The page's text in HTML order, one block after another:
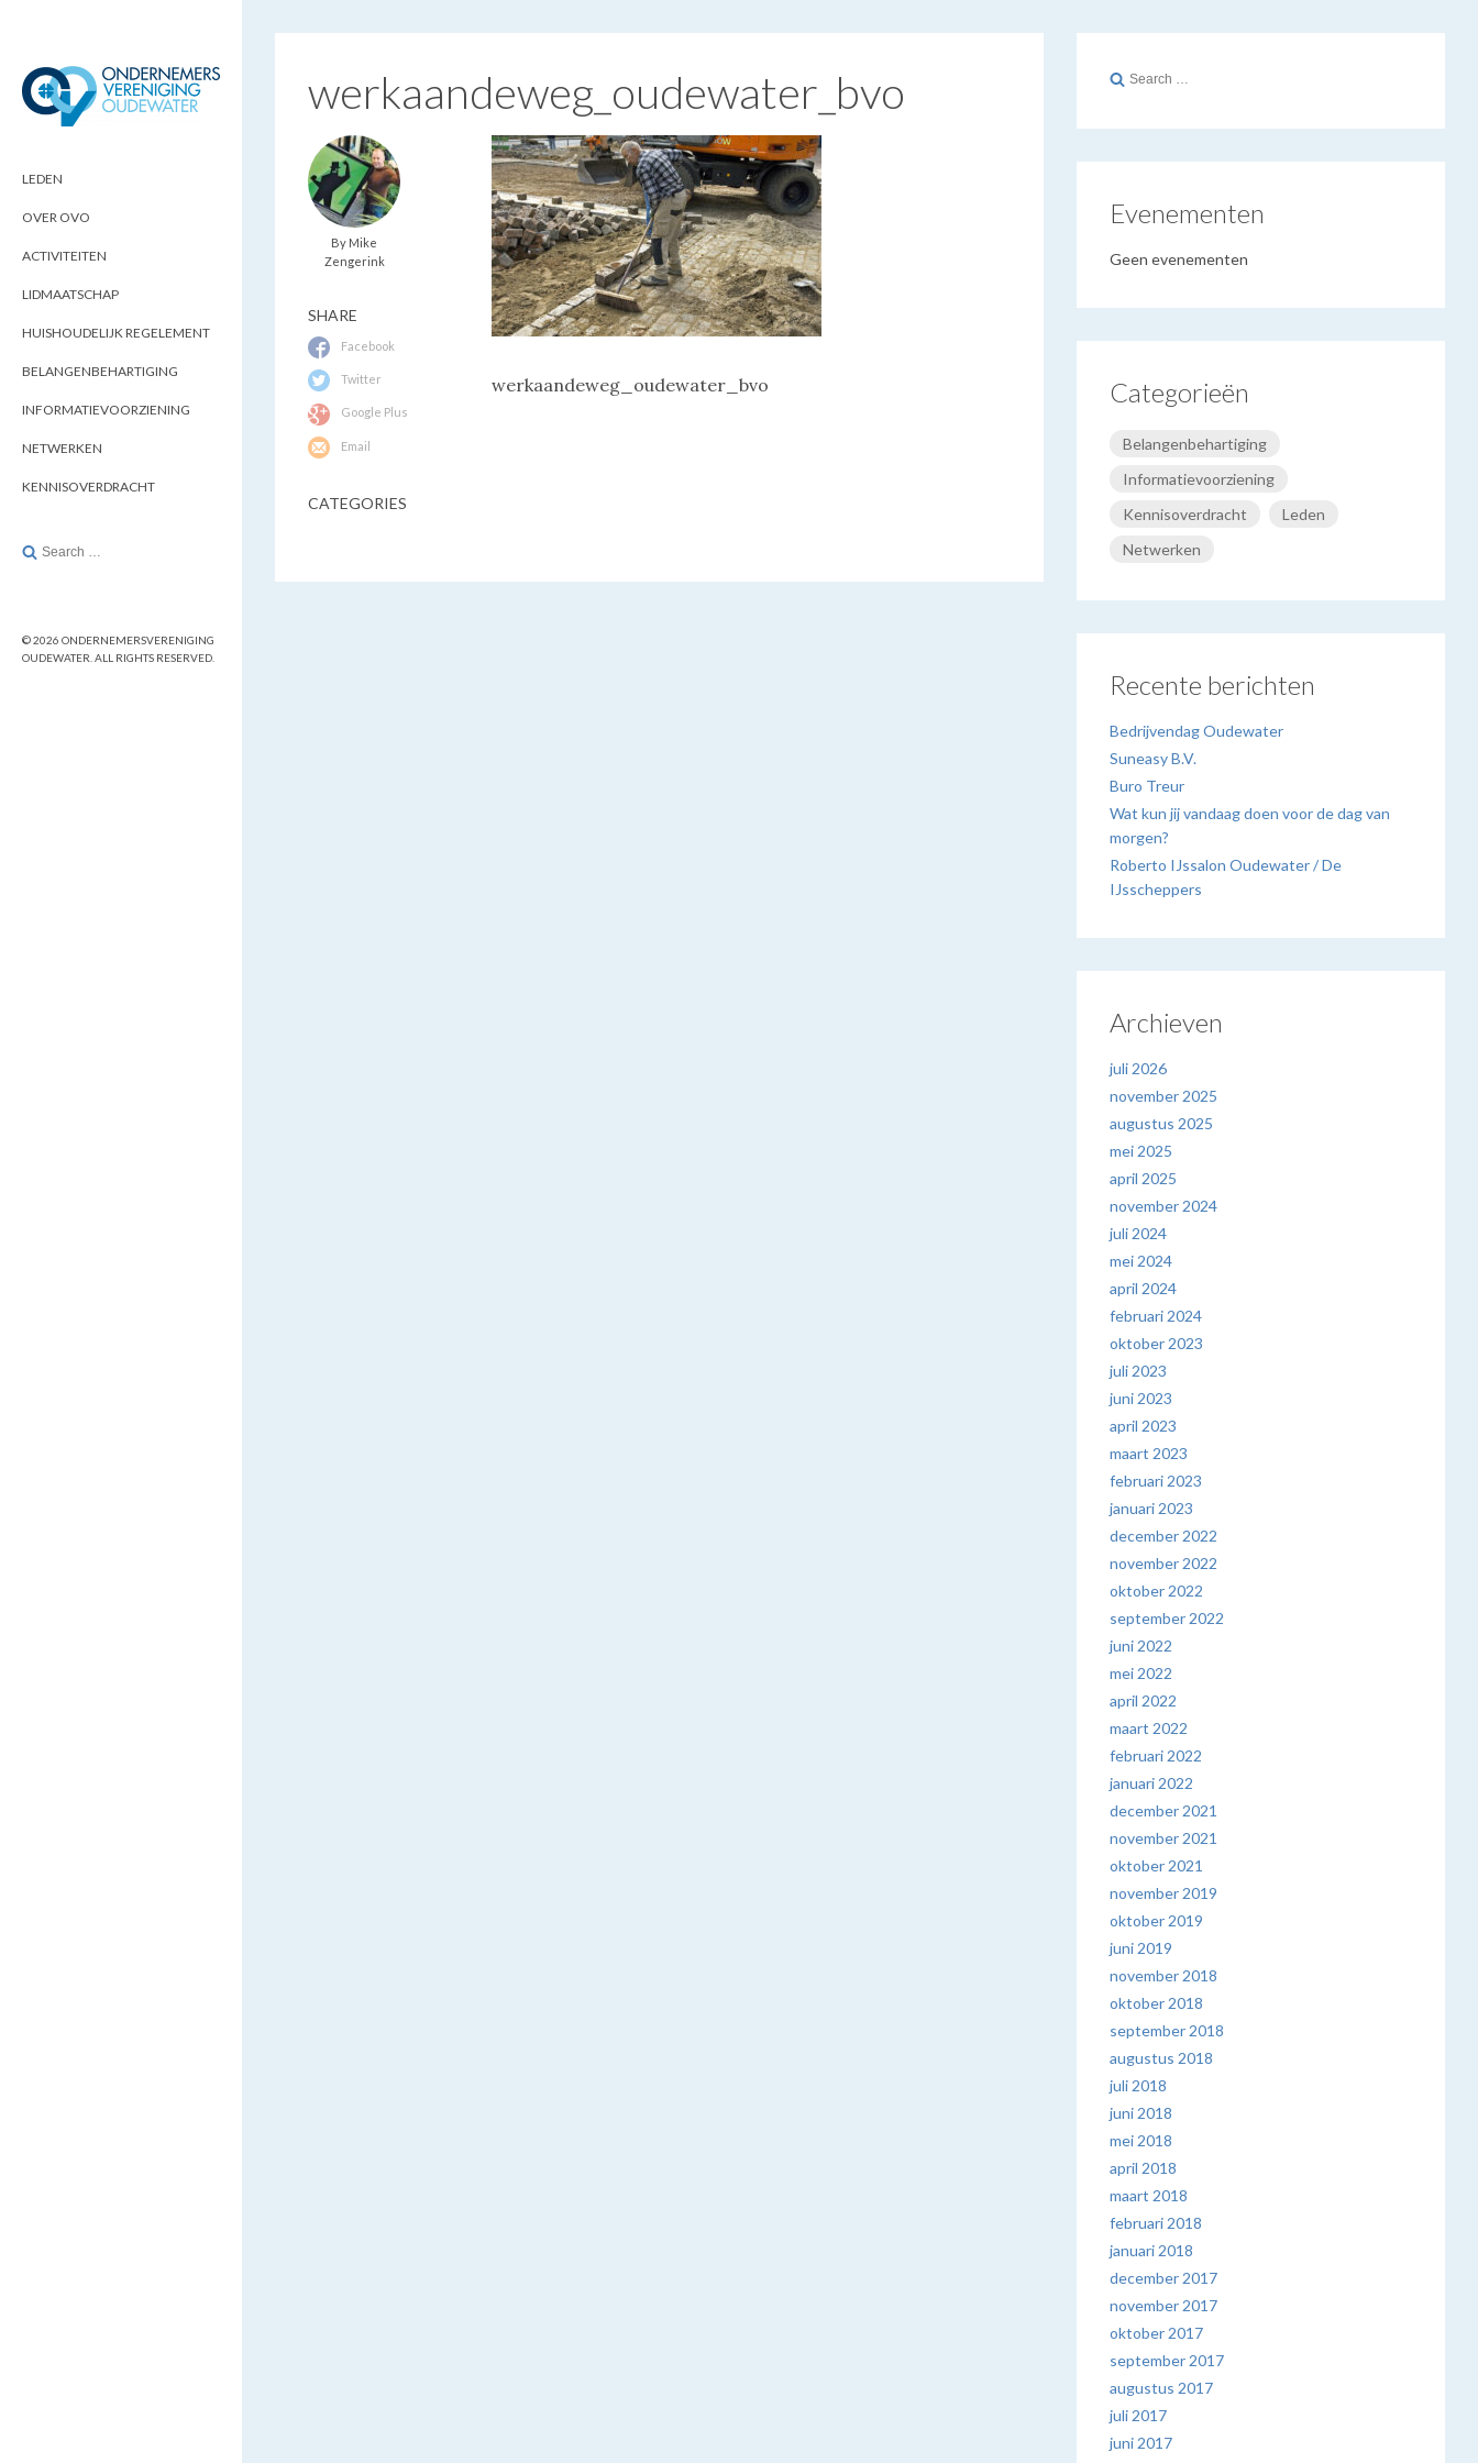
LEDEN
OVER OVO
ACTIVITEITEN
LIDMAATSCHAP
HUISHOUDELIJK REGELEMENT
BELANGENBEHARTIGING
INFORMATIEVOORZIENING
NETWERKEN
KENNISOVERDRACHT
Search
© 2026 ONDERNEMERSVERENIGING
OUDEWATER. ALL RIGHTS RESERVED.
werkaandeweg_oudewater_bvo
werkaandeweg_oudewater_bvo
By Mike
Zengerink
SHARE
Facebook
Twitter
Google Plus
Email
CATEGORIES
Search
Evenementen
Geen evenementen
Categorieën
Belangenbehartiging
Informatievoorziening
Kennisoverdracht
Leden
Netwerken
Recente berichten
Bedrijvendag Oudewater
Suneasy B.V.
Buro Treur
Wat kun jij vandaag doen voor de dag van
morgen?
Roberto IJssalon Oudewater / De
IJsscheppers
Archieven
juli 2026
november 2025
augustus 2025
mei 2025
april 2025
november 2024
juli 2024
mei 2024
april 2024
februari 2024
oktober 2023
juli 2023
juni 2023
april 2023
maart 2023
februari 2023
januari 2023
december 2022
november 2022
oktober 2022
september 2022
juni 2022
mei 2022
april 2022
maart 2022
februari 2022
januari 2022
december 2021
november 2021
oktober 2021
november 2019
oktober 2019
juni 2019
november 2018
oktober 2018
september 2018
augustus 2018
juli 2018
juni 2018
mei 2018
april 2018
maart 2018
februari 2018
januari 2018
december 2017
november 2017
oktober 2017
september 2017
augustus 2017
juli 2017
juni 2017